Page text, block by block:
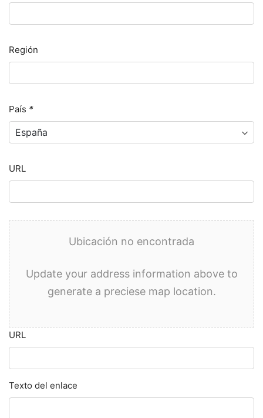
Región
País *
URL
Ubicación no encontrada
Update your address information above to
generate a preciese map location.
URL
Texto del enlace